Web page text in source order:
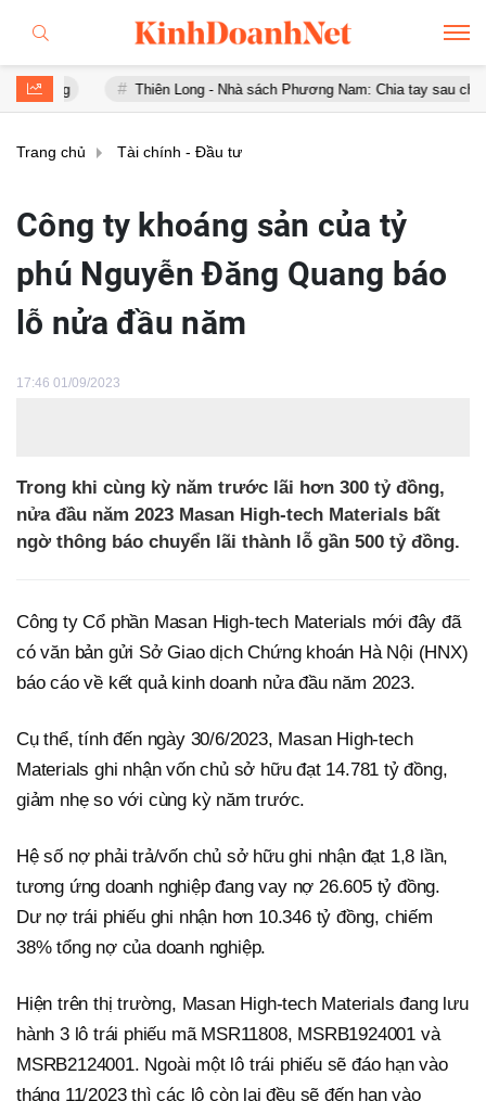
Thiên Long - Nhà sách Phương Nam: Chia tay sau chưa đầy 1
Trang chủ Tài chính - Đầu tư
Công ty khoáng sản của tỷ
phú Nguyễn Đăng Quang báo
lỗ nửa đầu năm
17:46 01/09/2023
Trong khi cùng kỳ năm trước lãi hơn 300 tỷ đồng,
nửa đầu năm 2023 Masan High-tech Materials bất
ngờ thông báo chuyển lãi thành lỗ gần 500 tỷ đồng.
Công ty Cổ phần Masan High-tech Materials mới đây đã
có văn bản gửi Sở Giao dịch Chứng khoán Hà Nội (HNX)
báo cáo về kết quả kinh doanh nửa đầu năm 2023.
Cụ thể, tính đến ngày 30/6/2023, Masan High-tech
Materials ghi nhận vốn chủ sở hữu đạt 14.781 tỷ đồng,
giảm nhẹ so với cùng kỳ năm trước.
Hệ số nợ phải trả/vốn chủ sở hữu ghi nhận đạt 1,8 lần,
tương ứng doanh nghiệp đang vay nợ 26.605 tỷ đồng.
Dư nợ trái phiếu ghi nhận hơn 10.346 tỷ đồng, chiếm
38% tổng nợ của doanh nghiệp.
Hiện trên thị trường, Masan High-tech Materials đang lưu
hành 3 lô trái phiếu mã MSR11808, MSRB1924001 và
MSRB2124001. Ngoài một lô trái phiếu sẽ đáo hạn vào
tháng 11/2023 thì các lô còn lại đều sẽ đến hạn vào